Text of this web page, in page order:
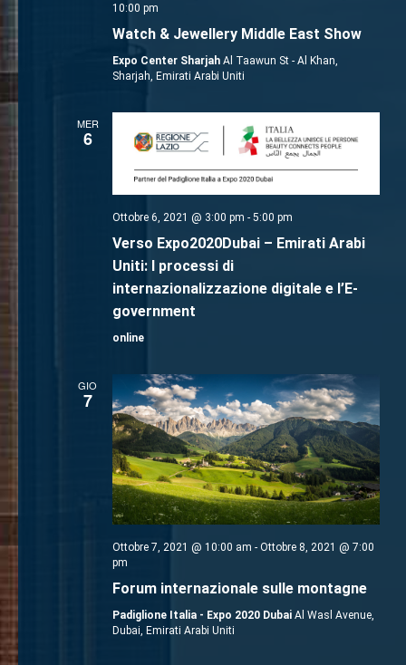
10:00 pm
Watch & Jewellery Middle East Show
Expo Center Sharjah Al Taawun St - Al Khan,
Sharjah, Emirati Arabi Uniti
MER
6
Ottobre 6, 2021 @ 3:00 pm - 5:00 pm
Verso Expo2020Dubai – Emirati Arabi
Uniti: I processi di
internazionalizzazione digitale e l’E-
government
online
GIO
7
Ottobre 7, 2021 @ 10:00 am - Ottobre 8, 2021 @ 7:00
pm
Forum internazionale sulle montagne
Padiglione Italia - Expo 2020 Dubai Al Wasl Avenue,
Dubai, Emirati Arabi Uniti